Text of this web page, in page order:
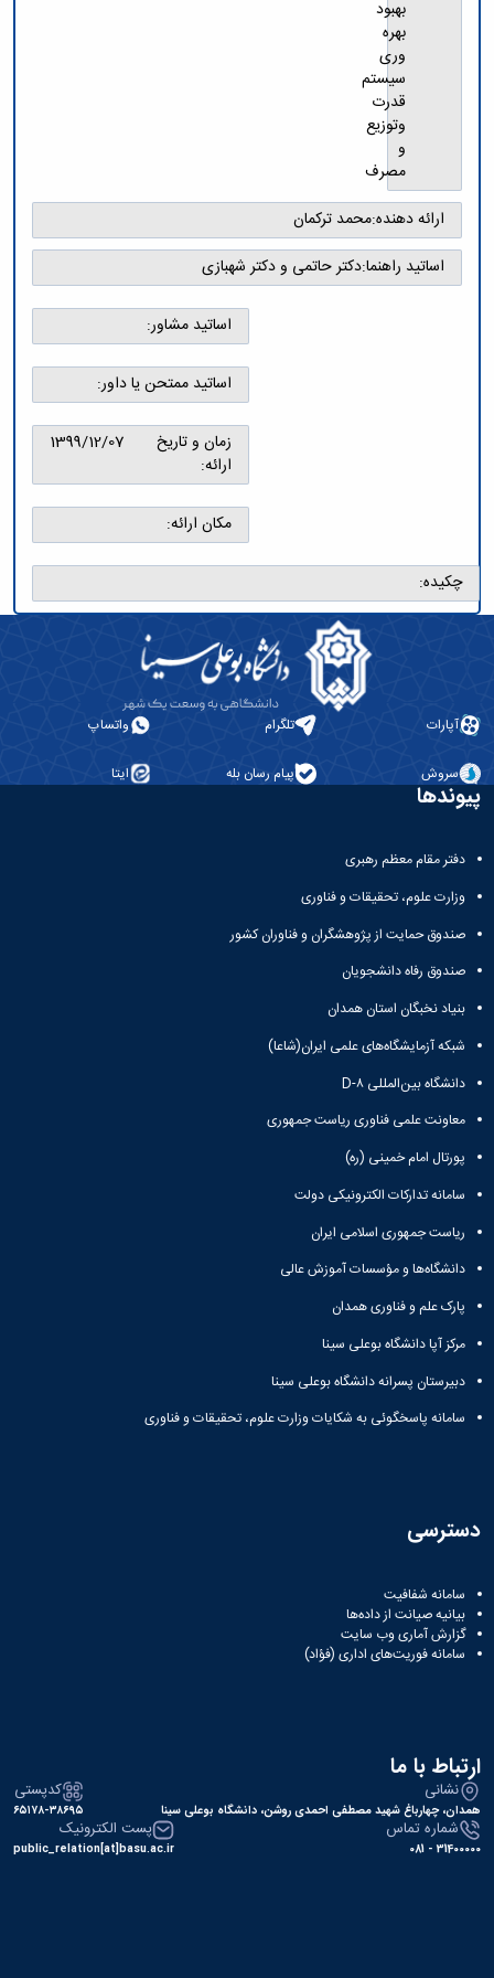
پژوهشی
معاونت
تحصیلات
تکمیلی
کمیته
منتخب
هیات
ممیزی
کمیته
ترفیع
شورای
فرهنگی
سمینارها
پایان
ها
آیین‌نامه‌های
معاونت
آموزشی
صنایع
کامپیوتر
پژوهش
مهندسی
صنایع
در
سیستم
تولید
ملی
نخبگان
شرکت
نامه ها
و
فرآیندها
آئین
نامه
های
فرم
های
پژوهشی
مهندسی
مکانیک
مهندسی
کامپیوتر
بهبود
بهره
وری
سیستم
قدرت
وتوزیع
و
مصرف
ارائه دهنده:محمد ترکمان
اساتید راهنما:دکتر حاتمی و دکتر شهبازی
اساتید مشاور:
اساتید ممتحن یا داور:
زمان و تاریخ
ارائه:
1399/12/07
مکان ارائه:
چکیده:
آپارات تلگرام واتساپ
سروش پیام رسان بله ایتا
پیوندها
دفتر مقام معظم رهبری
وزارت علوم، تحقیقات و فناوری
صندوق حمایت از پژوهشگران و فناوران کشور
صندوق رفاه دانشجویان
بنیاد نخبگان استان همدان
شبکه آزمایشگاه‌های علمی ایران(شاعا)
دانشگاه بین‌المللی D-۸
معاونت علمی فناوری ریاست جمهوری
پورتال امام خمینی (ره)
سامانه تدارکات الکترونیکی دولت
ریاست جمهوری اسلامی ایران
دانشگاه‌ها و مؤسسات آموزش عالی
پارک علم و فناوری همدان
مرکز آپا دانشگاه بوعلی سینا
دبیرستان پسرانه دانشگاه بوعلی سینا
سامانه پاسخگوئی به شکایات وزارت علوم، تحقیقات و فناوری
دسترسی
سامانه شفافیت
بیانیه صیانت از داده‌ها
گزارش آماری وب‌ سایت
سامانه فوریت‌های اداری (فؤاد)
ارتباط با ما
نشانی
همدان، چهارباغ شهید مصطفی احمدی روشن، دانشگاه بوعلی سینا
کدپستی
۶۵۱۷۸-۳۸۶۹۵
شماره تماس
31400000 - 081
پست الکترونیک
public_relation[at]basu.ac.ir